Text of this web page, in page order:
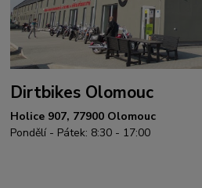
Dirtbikes Olomouc
Holice 907, 77900 Olomouc
Pondělí - Pátek: 8:30 - 17:00